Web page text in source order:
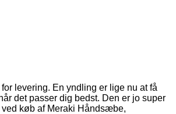
levering. En yndling er lige nu at få
det passer dig bedst. Den er jo super
køb af Meraki Håndsæbe,